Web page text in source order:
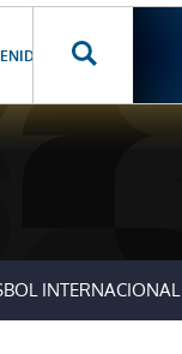
ESPECIALES
INTERNACIONAL